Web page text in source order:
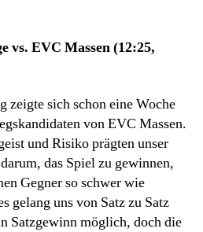
vs. EVC Massen (12:25,
zeigte sich schon eine Woche
von EVC Massen.
und Risiko prägten unser
das Spiel zu gewinnen,
Gegner so schwer wie
gelang uns von Satz zu Satz
Satzgewinn möglich, doch die